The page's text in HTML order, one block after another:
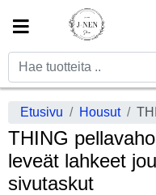
Etusivu Housut
THING
leveät lahkeet
sivutaskut